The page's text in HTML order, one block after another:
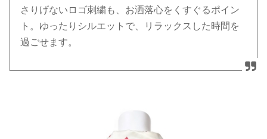
さりげないロゴ刺繍も、お洒落心をくすぐるポイン
ト。ゆったりシルエットで、リラックスした時間を
過ごせます。